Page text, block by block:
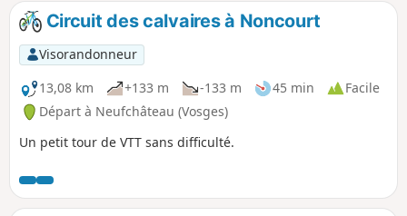
Circuit des calvaires à Noncourt
Visorandonneur
13,08 km
+133 m -133 m 45 min
Facile
Départ à Neufchâteau (Vosges)
Un petit tour de VTT sans difficulté.